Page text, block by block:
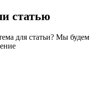
статью
для статьи? Мы будем